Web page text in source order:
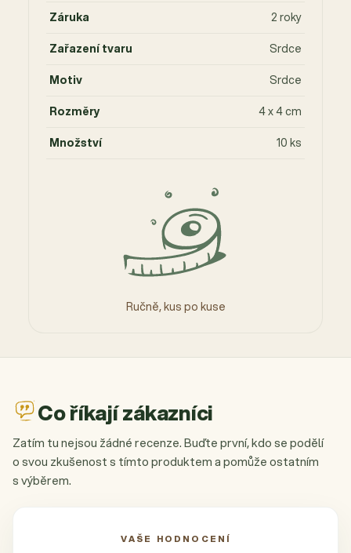
Ručně, kus po kuse
Záruka
2 roky
Zařazení tvaru
Srdce
Motiv
Srdce
Rozměry
4 x 4 cm
Množství
10 ks
Co říkají zákazníci
Zatím tu nejsou žádné recenze. Buďte první, kdo se podělí
o svou zkušenost s tímto produktem a pomůže ostatním
s výběrem.
VAŠE HODNOCENÍ